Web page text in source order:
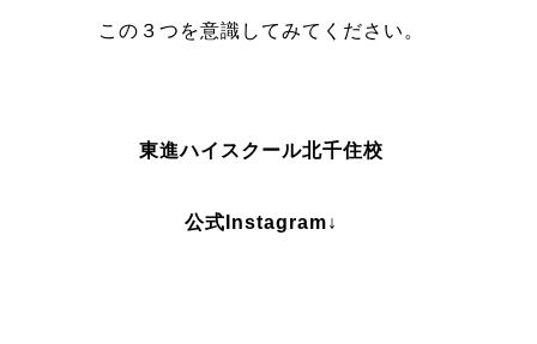
この３つを意識してみてください。
東進ハイスクール北千住校
公式Instagram↓